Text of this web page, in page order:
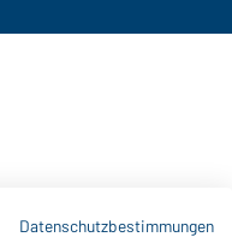
Datenschutzbestimmungen